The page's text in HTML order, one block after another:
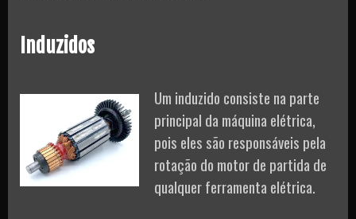
Induzidos
Um induzido consiste na parte
principal da máquina elétrica,
pois eles são responsáveis pela
rotação do motor de partida de
qualquer ferramenta elétrica.